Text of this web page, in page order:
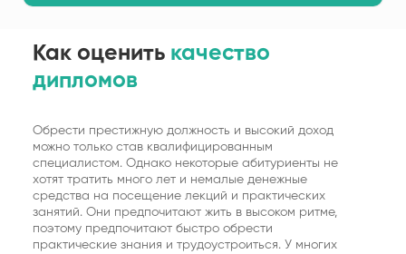
Как оценить качество
дипломов
Обрести престижную должность и высокий доход
можно только став квалифицированным
специалистом. Однако некоторые абитуриенты не
хотят тратить много лет и немалые денежные
средства на посещение лекций и практических
занятий. Они предпочитают жить в высоком ритме,
поэтому предпочитают быстро обрести
практические знания и трудоустроиться. У многих